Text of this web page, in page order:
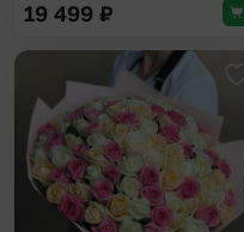
19 499 ₽